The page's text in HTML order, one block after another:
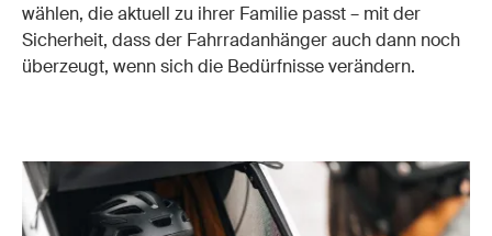
wählen, die aktuell zu ihrer Familie passt – mit der
Sicherheit, dass der Fahrradanhänger auch dann noch
überzeugt, wenn sich die Bedürfnisse verändern.